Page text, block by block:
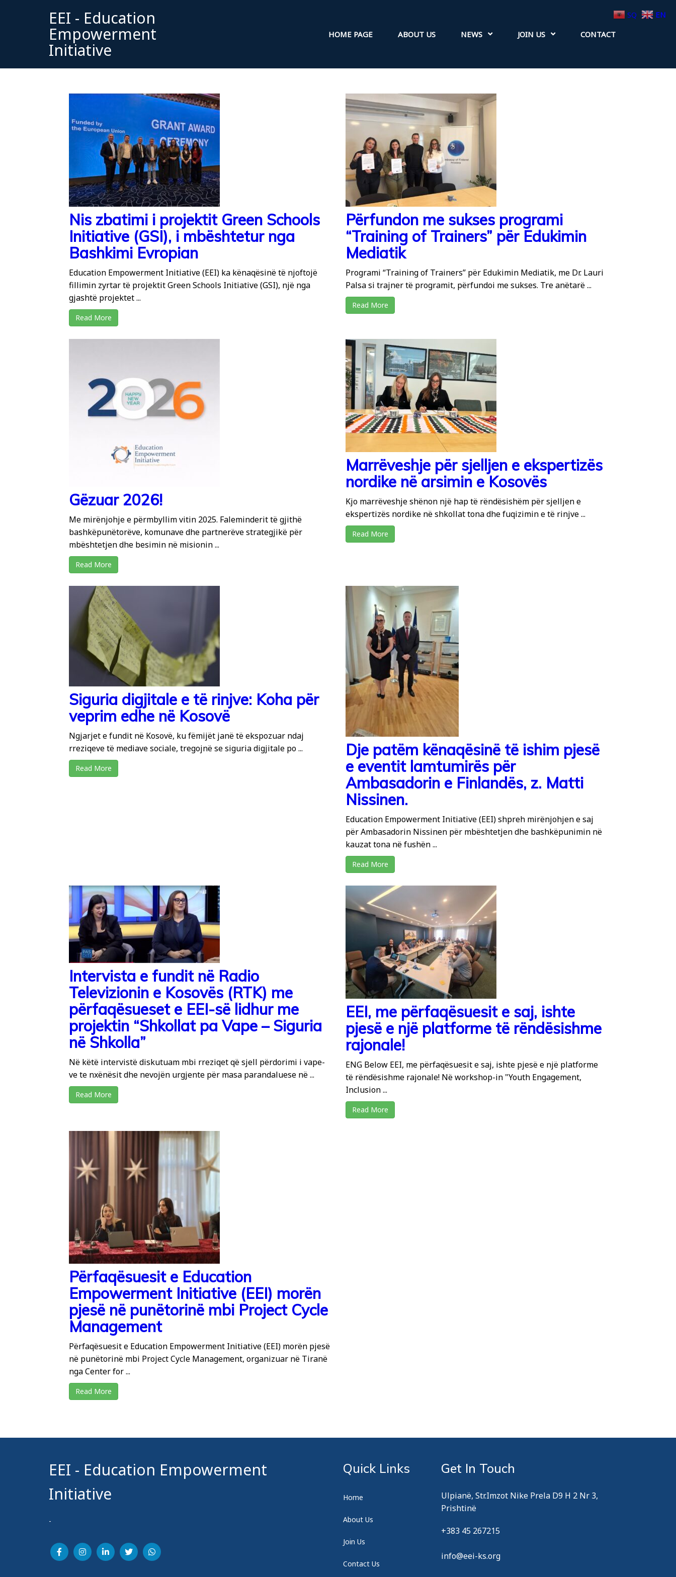
EEI - Education
Empowerment
Initiative
HOME PAGE ABOUT US NEWS JOIN US CONTACT
Nis zbatimi i projektit Green Schools
Initiative (GSI), i mbështetur nga
Bashkimi Evropian
Education Empowerment Initiative (EEI) ka kënaqësinë të njoftojë
fillimin zyrtar të projektit Green Schools Initiative (GSI), një nga
gjashtë projektet ...
Read More
Përfundon me sukses programi
“Training of Trainers” për Edukimin
Mediatik
Programi “Training of Trainers” për Edukimin Mediatik, me Dr. Lauri
Palsa si trajner të programit, përfundoi me sukses. Tre anëtarë ...
Read More
Gëzuar 2026!
Me mirënjohje e përmbyllim vitin 2025. Faleminderit të gjithë
bashkëpunëtorëve, komunave dhe partnerëve strategjikë për
mbështetjen dhe besimin në misionin ...
Read More
Marrëveshje për sjelljen e ekspertizës
nordike në arsimin e Kosovës
Kjo marrëveshje shënon një hap të rëndësishëm për sjelljen e
ekspertizës nordike në shkollat tona dhe fuqizimin e të rinjve ...
Read More
Siguria digjitale e të rinjve: Koha për
veprim edhe në Kosovë
Ngjarjet e fundit në Kosovë, ku fëmijët janë të ekspozuar ndaj
rreziqeve të mediave sociale, tregojnë se siguria digjitale po ...
Read More
Dje patëm kënaqësinë të ishim pjesë
e eventit lamtumirës për
Ambasadorin e Finlandës, z. Matti
Nissinen.
Education Empowerment Initiative (EEI) shpreh mirënjohjen e saj
për Ambasadorin Nissinen për mbështetjen dhe bashkëpunimin në
kauzat tona në fushën ...
Read More
Intervista e fundit në Radio
Televizionin e Kosovës (RTK) me
përfaqësueset e EEI-së lidhur me
projektin “Shkollat pa Vape – Siguria
në Shkolla”
Në këtë intervistë diskutuam mbi rreziqet që sjell përdorimi i vape-
ve te nxënësit dhe nevojën urgjente për masa parandaluese në ...
Read More
EEI, me përfaqësuesit e saj, ishte
pjesë e një platforme të rëndësishme
rajonale!
ENG Below EEI, me përfaqësuesit e saj, ishte pjesë e një platforme
të rëndësishme rajonale! Në workshop-in "Youth Engagement,
Inclusion ...
Read More
Përfaqësuesit e Education
Empowerment Initiative (EEI) morën
pjesë në punëtorinë mbi Project Cycle
Management
Përfaqësuesit e Education Empowerment Initiative (EEI) morën pjesë
në punëtorinë mbi Project Cycle Management, organizuar në Tiranë
nga Center for ...
Read More
EEI - Education Empowerment
Initiative
-
Quick Links
Home
About Us
Join Us
Contact Us
Get In Touch
Ulpianë, Str.Imzot Nike Prela D9 H 2 Nr 3,
Prishtinë
+383 45 267215
info@eei-ks.org
SQ EN